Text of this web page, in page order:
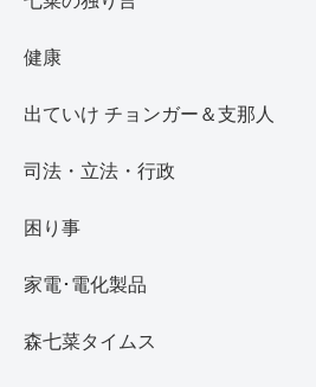
健康
出ていけ チョンガー＆支那人
司法・立法・行政
困り事
家電･電化製品
森七菜タイムス